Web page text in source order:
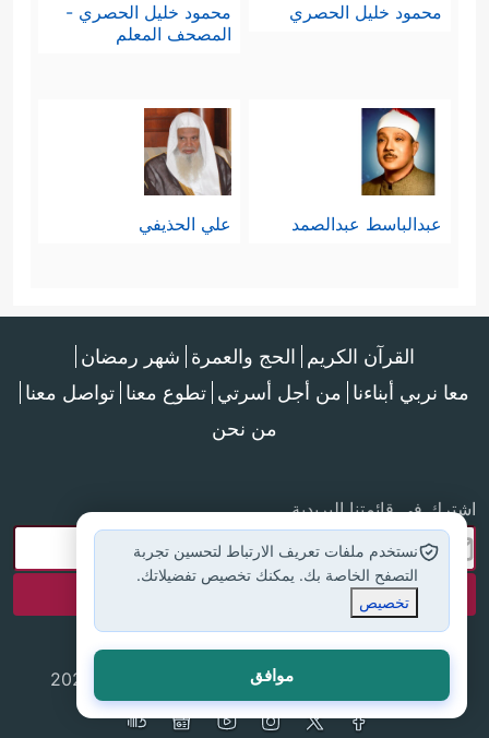
محمود خليل الحصري
محمود خليل الحصري -
المصحف المعلم
عبدالباسط عبدالصمد علي الحذيفي
القرآن الكريم الحج والعمرة شهر رمضان
معا نربي أبناءنا من أجل أسرتي تطوع معنا تواصل معنا
من نحن
اشترك في قائمتنا البريدية
جميع الحقوق محفوظة لموقع إسلام أون لاين © 2025
نستخدم ملفات تعريف الارتباط لتحسين تجربة
التصفح الخاصة بك. يمكنك تخصيص تفضيلاتك.
تخصيص
موافق